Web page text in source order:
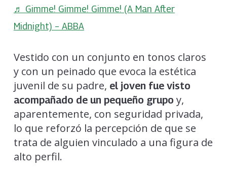
♬ Gimme! Gimme! Gimme! (A Man After
Midnight) – ABBA
Vestido con un conjunto en tonos claros
y con un peinado que evoca la estética
juvenil de su padre, el joven fue visto
acompañado de un pequeño grupo y,
aparentemente, con seguridad privada,
lo que reforzó la percepción de que se
trata de alguien vinculado a una figura de
alto perfil.